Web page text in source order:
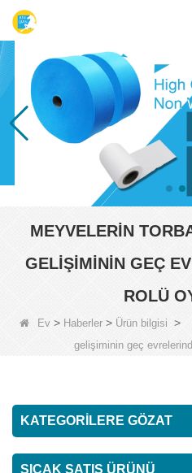
MEYVELERIN
GELIŞIMININ GEÇ
ROLÜ
Ev> Haberler> Ürün bilgisi >
gelişiminin geç
KATEGORİLERE GÖZAT
SICAK SATIŞ ÜRÜNÜ